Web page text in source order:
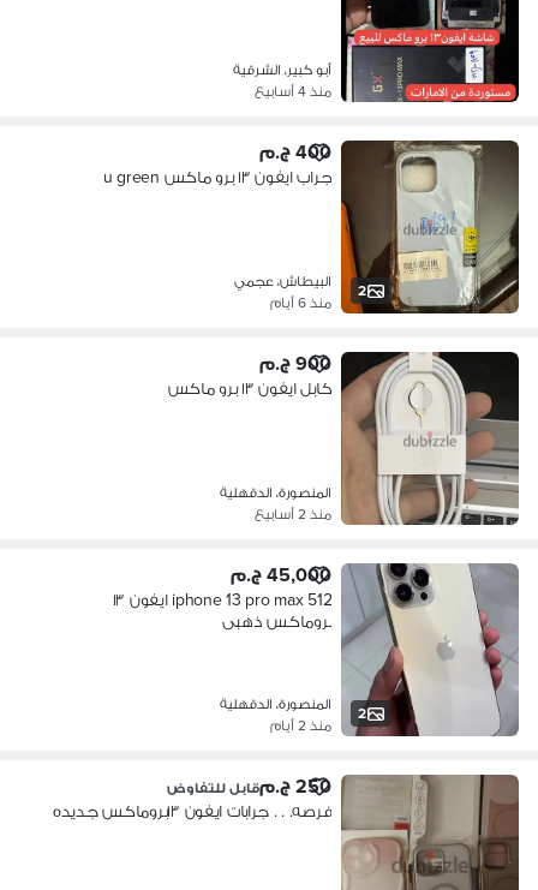
أبو كبير، الشرقية
منذ 4 أسابيع
2
400 ج.م
جراب ايفون ١٣ برو ماكس u green
البيطاش، عجمي
منذ 6 أيام
900 ج.م
كابل ايفون ١٣ برو ماكس
المنصورة، الدقهلية
منذ 2 أسابيع
2
45,000 ج.م
iphone 13 pro max 512 ايفون ١٣
بروماكس ذهبى
المنصورة، الدقهلية
منذ 2 أيام
250 ج.م قابل للتفاوض
فرصه. . . جرابات ايفون ١٣بروماكس جديده